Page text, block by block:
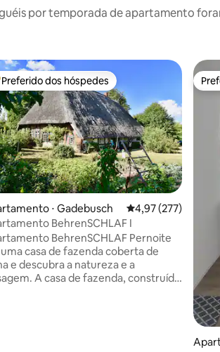
por temporada de apartamento
média de 5, 167 avaliações
os melhores preferidos dos hóspedes
Preferido dos hóspedes
⋅ Gadebusch 4,97 de uma
4,97 (277)
BehrenSCHLAF I
BehrenSCHLAF Pernoite
casa de fazenda coberta de
e descubra a natureza e a
de fazenda, construída